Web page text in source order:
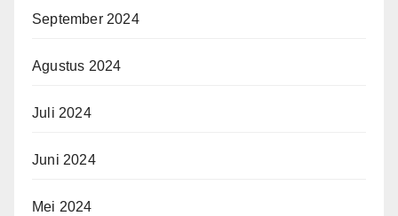
September 2024
Agustus 2024
Juli 2024
Juni 2024
Mei 2024